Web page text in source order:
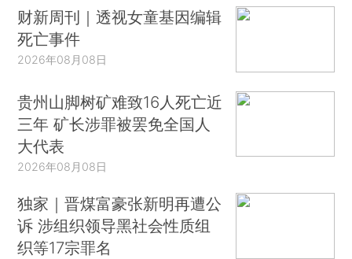
财新周刊｜透视女童基因编辑
死亡事件
2026年08月08日
贵州山脚树矿难致16人死亡近
三年 矿长涉罪被罢免全国人
大代表
2026年08月08日
独家｜晋煤富豪张新明再遭公
诉 涉组织领导黑社会性质组
织等17宗罪名